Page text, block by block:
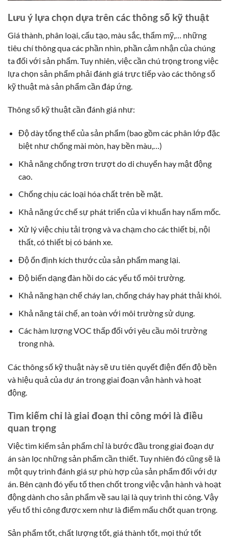
Lưu ý lựa chọn dựa trên các thông số kỹ thuật
Giá thành, phân loại, cấu tạo, màu sắc, thẩm mỹ,… những
tiêu chí thông qua các phần nhìn, phần cảm nhận của chúng
ta đối với sản phẩm. Tuy nhiên, việc cần chú trọng trong việc
lựa chọn sản phẩm phải đánh giá trực tiếp vào các thông số
kỹ thuật mà sản phẩm cần đáp ứng.
Thông số kỹ thuật cần đánh giá như:
Độ dày tổng thể của sản phẩm (bao gồm các phân lớp đặc
biệt như chống mài mòn, hay bền màu,…)
Khả năng chống trơn trượt do di chuyển hay mật động
cao.
Chống chịu các loại hóa chất trên bề mặt.
Khả năng ức chế sự phát triển của vi khuẩn hay nấm mốc.
Xử lý việc chịu tải trọng và va chạm cho các thiết bị, nội
thất, có thiết bị có bánh xe.
Độ ổn định kích thước của sản phẩm mang lại.
Độ biến dạng đàn hồi do các yếu tố môi trường.
Khả năng hạn chế cháy lan, chống cháy hay phát thải khói.
Khả năng tái chế, an toàn với môi trường sử dụng.
Các hàm lượng VOC thấp đối với yêu cầu môi trường
trong nhà.
Các thông số kỹ thuật này sẽ ưu tiên quyết điện đến độ bền
và hiệu quả của dự án trong giai đoạn vận hành và hoạt
động.
Tìm kiếm chỉ là giai đoạn thi công mới là điều
quan trọng
Việc tìm kiếm sản phẩm chỉ là bước đầu trong giai đoạn dự
án sàn lọc những sản phẩm cần thiết. Tuy nhiên đó cũng sẽ là
một quy trình đánh giá sự phù hợp của sản phẩm đối với dự
án. Bên cạnh đó yếu tố then chốt trong việc vận hành và hoạt
động dành cho sản phẩm về sau lại là quy trình thi công. Vậy
yếu tố thi công được xem như là điểm mấu chốt quan trọng.
Sản phẩm tốt, chất lượng tốt, giá thành tốt, mọi thứ tốt